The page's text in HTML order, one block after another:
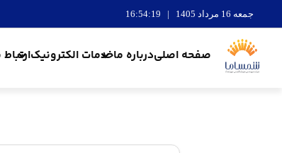
جمعه 16 مرداد 1405 | 16:54:20
صفحه اصلیدرباره ماخدمات الکترونیکارتباط